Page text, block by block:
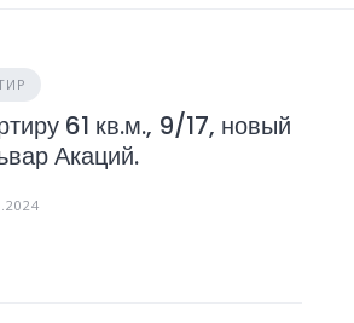
61 кв.м., 9/17, новый
Акаций.